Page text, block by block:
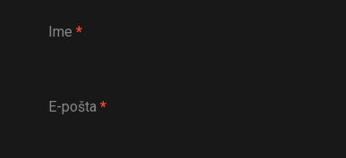
Ime *
E-pošta *